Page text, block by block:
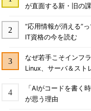
が直面する新・旧の
“応用情報が消える”
IT資格の今を読む
なぜ若手こそインフ
Linux、サーバ＆スト
「AIがコードを書く
が思う理由